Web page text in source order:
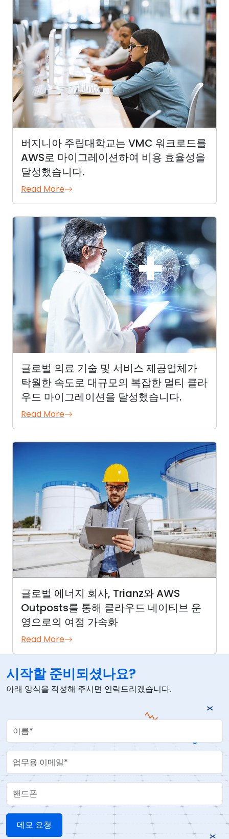
버지니아 주립대학교는 VMC 워크로드를
AWS로 마이그레이션하여 비용 효율성을
달성했습니다.
Read More
글로벌 의료 기술 및 서비스 제공업체가
탁월한 속도로 대규모의 복잡한 멀티 클라
우드 마이그레이션을 달성했습니다.
Read More
글로벌 에너지 회사, Trianz와 AWS
Outposts를 통해 클라우드 네이티브 운
영으로의 여정 가속화
Read More
시작할 준비되셨나요?
아래 양식을 작성해 주시면 연락드리겠습니다.
Your Name
Work Email
핸드폰